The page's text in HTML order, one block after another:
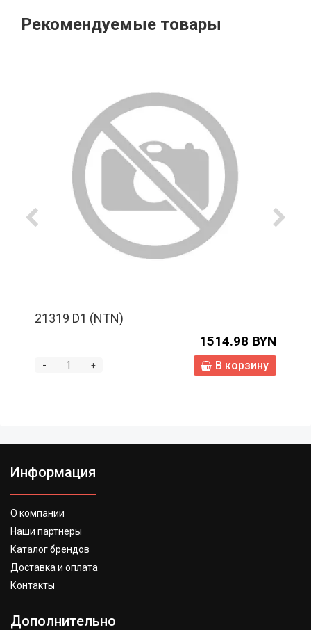
Рекомендуемые товары
21319 D1 (NTN)
1514.98 BYN
+
- В корзину
Информация
О компании
Наши партнеры
Каталог брендов
Доставка и оплата
Контакты
Дополнительно